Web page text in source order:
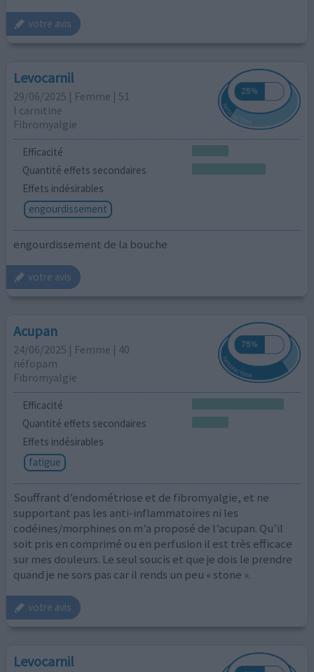
votre avis
Levocarnil
29/06/2025 | Femme | 51
l carnitine
Fibromyalgie
Efficacité
Quantité effets secondaires
Effets indésirables
engourdissement
engourdissement de la bouche
votre avis
Acupan
24/06/2025 | Femme | 40
néfopam
Fibromyalgie
Efficacité
Quantité effets secondaires
Effets indésirables
fatigue
Souffrant d’endométriose et de fibromyalgie, et ne
supportant pas les anti-inflammatoires ni les
codéines/morphines on m’a proposé de l’acupan. Qu’il
soit pris en comprimé ou en perfusion il est très efficace
sur mes douleurs. Le seul soucis et que je dois le prendre
quand je ne sors pas car il rends un peu « stone ».
votre avis
Levocarnil